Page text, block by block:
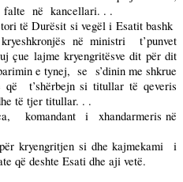
falte në kancellari. . .
të Durësit si vegël i Esatit bashk
në ministri
t’punvet
çue lajme kryengritësve dit për dit
e tynej, se s’dinin me shkrue
që
t’shërbejn si titullar të qeveris
të tjer titullar. . .
komandant i
xhandarmeris në
kryengritjen si dhe kajmekami
i
që deshte Esati dhe aji vetë.